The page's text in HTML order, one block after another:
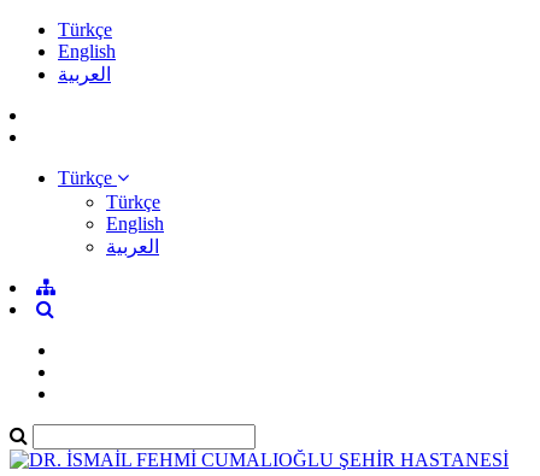
Türkçe
English
العربية
Türkçe
Türkçe
English
العربية